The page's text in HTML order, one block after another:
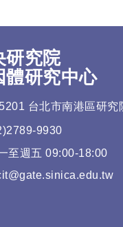
研究院
體研究中心
台北市南港區研究
9930
至週五 09:00-18:00